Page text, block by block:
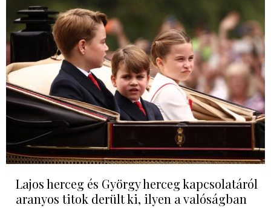
Lajos herceg és György herceg kapcsolatáról
aranyos titok derült ki, ilyen a valóságban